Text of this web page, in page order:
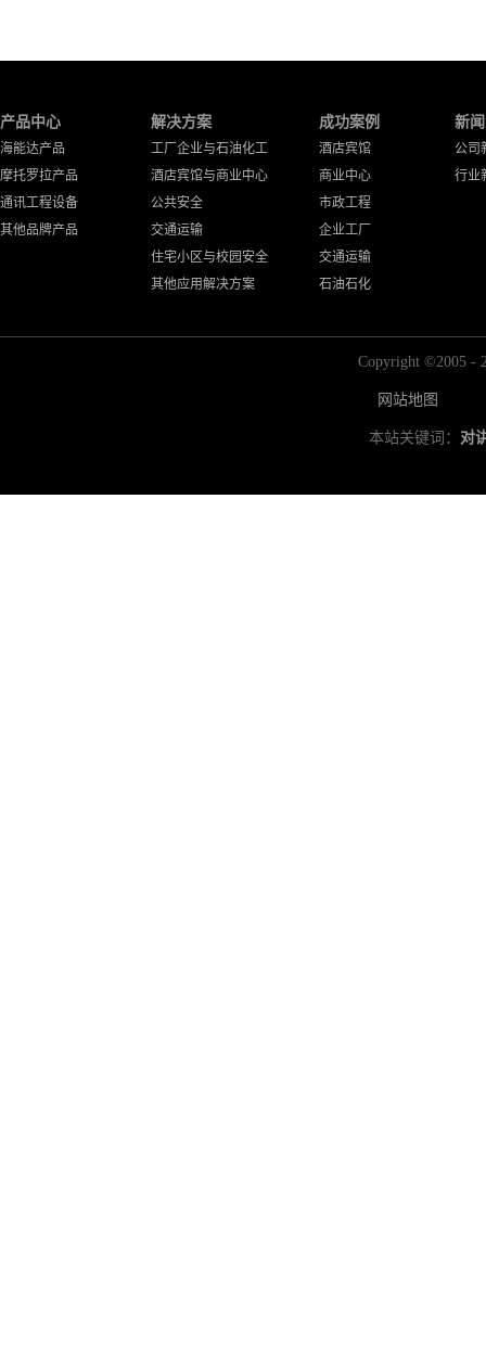
产品中心
海能达产品
摩托罗拉产品
通讯工程设备
其他品牌产品
解决方案
工厂企业与石油化工
酒店宾馆与商业中心
公共安全
交通运输
住宅小区与校园安全
其他应用解决方案
成功案例
酒店宾馆
商业中心
市政工程
企业工厂
交通运输
石油石化
新
公司
行业
Copyright ©2005 -
网站地图
本站关键词： 对